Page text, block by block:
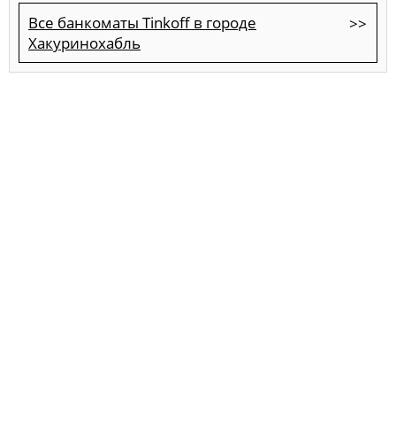
Все банкоматы Tinkoff в городе
Хакуринохабль